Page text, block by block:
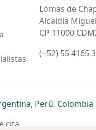
Lomas de
Alcaldía
CP 11000
(+52) 55 4165
pestaña
una nueva pestaña
en una nueva
se abre en una
, Perúse abre en
, Colombia
cita